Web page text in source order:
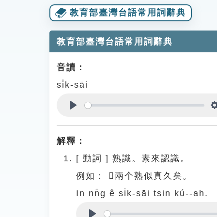
教育部臺灣台語常用詞辭典
教育部臺灣台語常用詞辭典
音讀：
si̍k-sāi
解釋：
[ 動詞 ] 熟識。素來認識。
例如：
𪜶兩个熟似真久矣。
In nn̄g ê si̍k-sāi tsin kú--ah.